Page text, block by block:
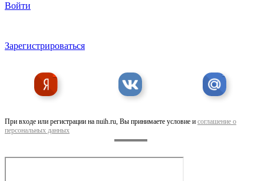
Войти
Зарегистрироваться
При входе или регистрации на nuih.ru, Вы принимаете условие и соглашение о
персональных данных